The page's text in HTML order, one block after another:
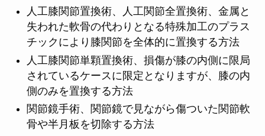
人工膝関節置換術、人工関節全置換術、金属と
失われた軟骨の代わりとなる特殊加工のプラス
チックにより膝関節を全体的に置換する方法
人工膝関節単顆置換術、損傷が膝の内側に限局
されているケースに限定となりますが、膝の内
側のみを置換する方法
関節鏡手術、関節鏡で見ながら傷ついた関節軟
骨や半月板を切除する方法